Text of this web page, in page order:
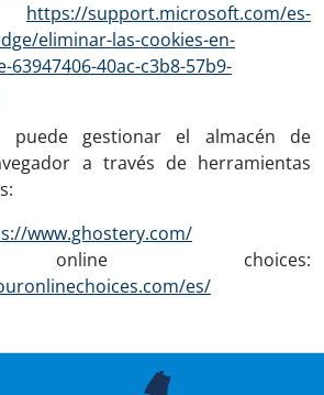
https://support.microsoft.com/es-
eliminar-las-cookies-en-
63947406-40ac-c3b8-57b9-
puede gestionar el almacén de
a través de herramientas
www.ghostery.com/
choices:
es/